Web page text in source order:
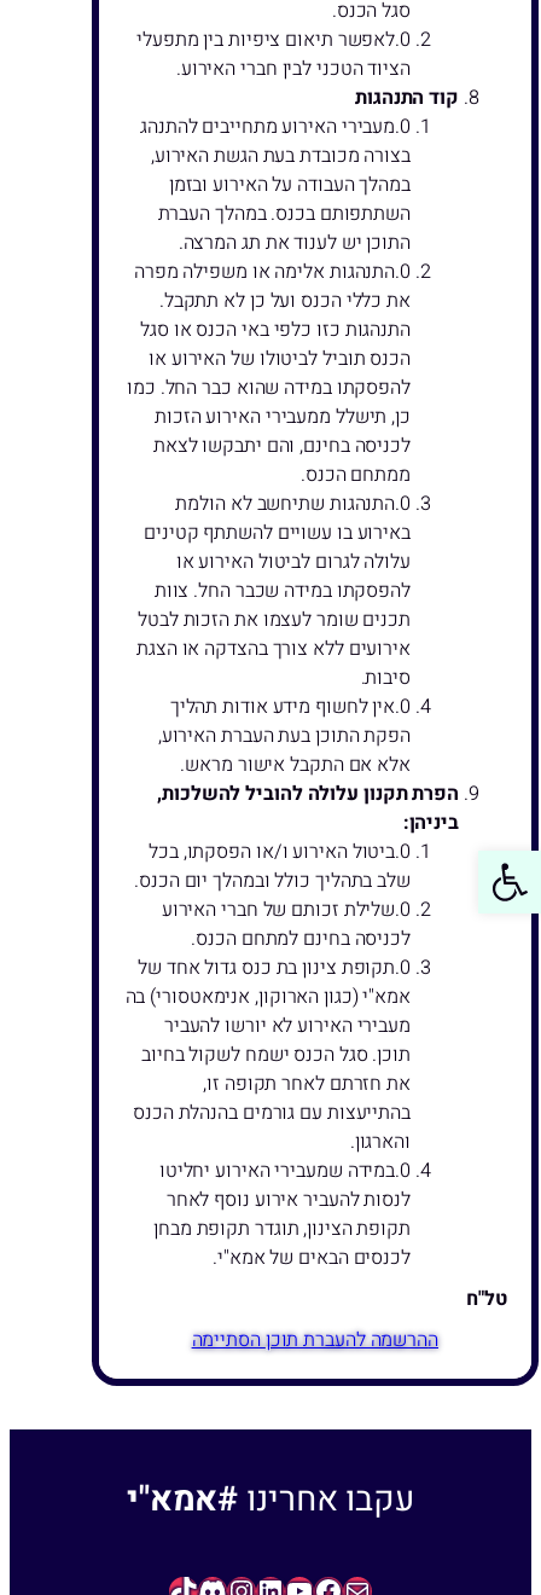
פתח סרגל נגישות
סגל הכנס.
לאפשר תיאום ציפיות בין מתפעלי
הציוד הטכני לבין חברי האירוע.
קוד התנהגות
מעבירי האירוע מתחייבים להתנהג
בצורה מכובדת בעת הגשת האירוע,
במהלך העבודה על האירוע ובזמן
השתתפותם בכנס. במהלך העברת
התוכן יש לענוד את תג המרצה.
התנהגות אלימה או משפילה מפרה
את כללי הכנס ועל כן לא תתקבל.
התנהגות כזו כלפי באי הכנס או סגל
הכנס תוביל לביטולו של האירוע או
להפסקתו במידה שהוא כבר החל. כמו
כן, תישלל ממעבירי האירוע הזכות
לכניסה בחינם, והם יתבקשו לצאת
ממתחם הכנס.
התנהגות שתיחשב לא הולמת
באירוע בו עשויים להשתתף קטינים
עלולה לגרום לביטול האירוע או
להפסקתו במידה שכבר החל. צוות
תכנים שומר לעצמו את הזכות לבטל
אירועים ללא צורך בהצדקה או הצגת
סיבות.
אין לחשוף מידע אודות תהליך
הפקת התוכן בעת העברת האירוע,
אלא אם התקבל אישור מראש.
הפרת תקנון עלולה להוביל להשלכות,
ביניהן:
ביטול האירוע ו/או הפסקתו, בכל
שלב בתהליך כולל ובמהלך יום הכנס.
שלילת זכותם של חברי האירוע
לכניסה בחינם למתחם הכנס.
תקופת צינון בת כנס גדול אחד של
אמא"י (כגון הארוקון, אנימאטסורי) בה
מעבירי האירוע לא יורשו להעביר
תוכן. סגל הכנס ישמח לשקול בחיוב
את חזרתם לאחר תקופה זו,
בהתייעצות עם גורמים בהנהלת הכנס
והארגון.
במידה שמעבירי האירוע יחליטו
לנסות להעביר אירוע נוסף לאחר
תקופת הצינון, תוגדר תקופת מבחן
לכנסים הבאים של אמא"י.
טל"ח
הרשמה להעברת תוכן
עקבו אחרינו#אמא"י